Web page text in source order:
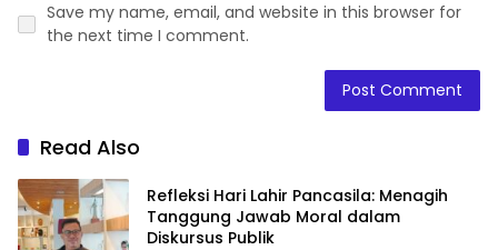
Save my name, email, and website in this browser for
the next time I comment.
Read Also
Refleksi Hari Lahir Pancasila: Menagih
Tanggung Jawab Moral dalam
Diskursus Publik